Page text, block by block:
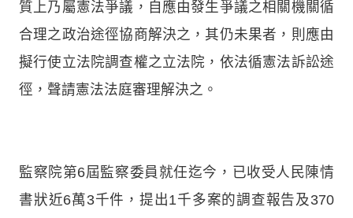
質上乃屬憲法爭議，自應由發生爭議之相關機關循
合理之政治途徑協商解決之，其仍未果者，則應由
擬行使立法院調查權之立法院，依法循憲法訴訟途
徑，聲請憲法法庭審理解決之。
監察院第6屆監察委員就任迄今，已收受人民陳情
書狀近6萬3千件，提出1千多案的調查報告及370